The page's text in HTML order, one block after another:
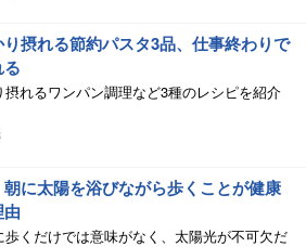
摂れる節約パスタ3品、仕事終わりで
れるワンパン調理など3種のレシピを紹介
に太陽を浴びながら歩くことが健康
歩くだけでは意味がなく、太陽光が不可欠だ